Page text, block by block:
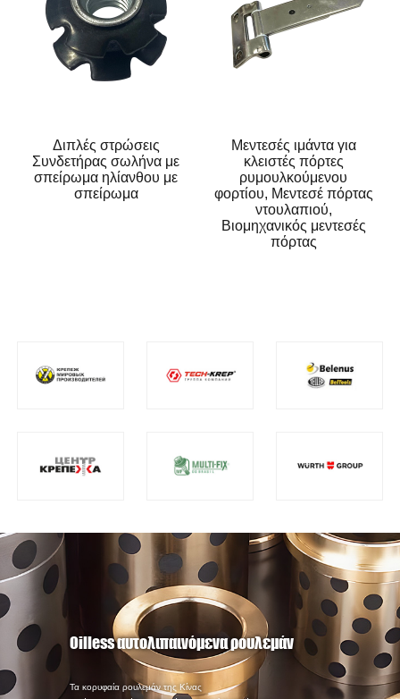
Διπλές στρώσεις
Συνδετήρας σωλήνα με
σπείρωμα ηλίανθου με
σπείρωμα
Μεντεσές ιμάντα για
κλειστές πόρτες
ρυμουλκούμενου
φορτίου, Μεντεσέ πόρτας
ντουλαπιού,
Βιομηχανικός μεντεσές
πόρτας
Oilless αυτολιπαινόμενα ρουλεμάν
Τα κορυφαία ρουλεμάν της Κίνας